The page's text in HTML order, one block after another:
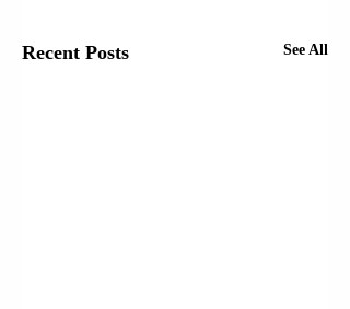
Recent Posts See All